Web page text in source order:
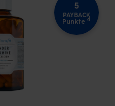
5
PAYBACK
Punkte 4